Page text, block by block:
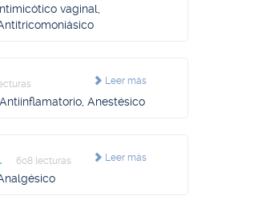
vaginal,
Leer más
Anestésico
Leer más
608 lecturas